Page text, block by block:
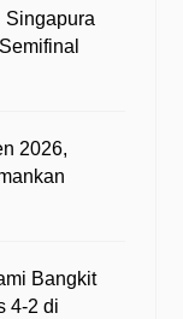
Singapura
2026,
Bangkit
4-2 di